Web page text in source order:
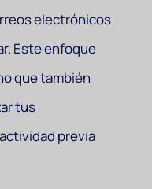
electrónicos
Este enfoque
que también
tus
previa